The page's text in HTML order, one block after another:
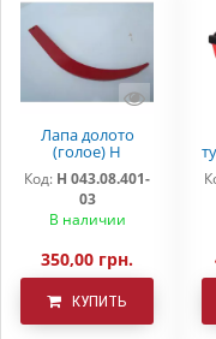
Лапа долото
(голое) Н
043.08.401-03
Код: Н 043.08.401-
03
В наличии
350,00 грн.
КУПИТЬ